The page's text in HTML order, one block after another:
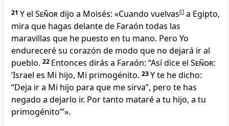
21 Y el Señordijo a Moisés: «Cuando vuelvas[l] a Egipto,
mira que hagas delante de Faraón todas las
maravillas que he puesto en tu mano. Pero Yo
endureceré su corazón de modo que no dejará ir al
pueblo. 22 Entonces dirás a Faraón: “Así dice el Señor:
‘Israel es Mi hijo, Mi primogénito. 23Y te he dicho:
“Deja ir a Mi hijo para que me sirva”, pero te has
negado a dejarlo ir. Por tanto mataré a tu hijo, a tu
primogénito’”».